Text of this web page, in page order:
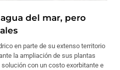
del mar, pero
en parte de su extenso territorio
la ampliación de sus plantas
con un costo exorbitante e